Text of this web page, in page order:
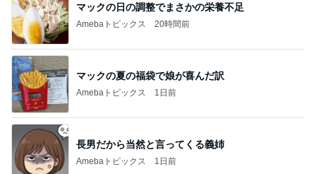
マックの日の調整でまさかの栄養不足
Amebaトピックス 20時間前
マックの夏の福袋で娘が喜んだ訳
Amebaトピックス 1日前
長男だから当然と言ってくる義姉
Amebaトピックス 1日前